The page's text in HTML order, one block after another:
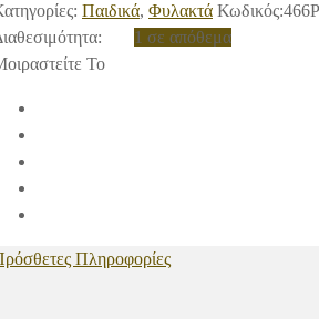
Παιδικά, Φυλακτά Κωδικός:
:
1 σε απόθεμα
Το
Πληροφορίες